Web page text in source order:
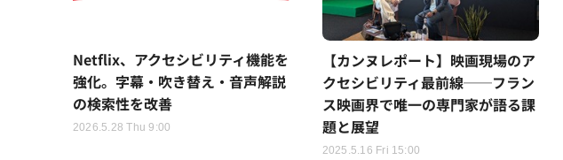
Netflix、アクセシビリティ機能を
強化。字幕・吹き替え・音声解説
の検索性を改善
2026.5.28 Thu 9:00
【カンヌレポート】映画現場のア
クセシビリティ最前線──フラン
ス映画界で唯一の専門家が語る課
題と展望
2025.5.16 Fri 15:00